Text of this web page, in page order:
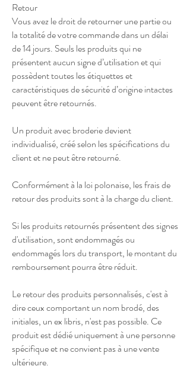
Retour
Vous avez le droit de retourner une partie ou
la totalité de votre commande dans un délai
de 14 jours. Seuls les produits qui ne
présentent aucun signe d’utilisation et qui
possèdent toutes les étiquettes et
caractéristiques de sécurité d’origine intactes
peuvent être retournés.
Un produit avec broderie devient
individualisé, créé selon les spécifications du
client et ne peut être retourné.
Conformément à la loi polonaise, les frais de
retour des produits sont à la charge du client.
Si les produits retournés présentent des signes
d'utilisation, sont endommagés ou
endommagés lors du transport, le montant du
remboursement pourra être réduit.
Le retour des produits personnalisés, c'est à
dire ceux comportant un nom brodé, des
initiales, un ex libris, n'est pas possible. Ce
produit est dédié uniquement à une personne
spécifique et ne convient pas à une vente
ultérieure.